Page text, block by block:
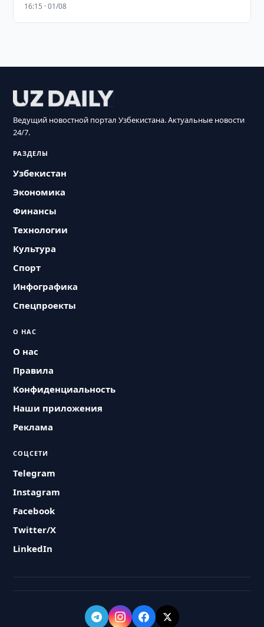
16:15 · 01/08
Ведущий новостной портал Узбекистана. Актуальные новости
24/7.
РАЗДЕЛЫ
Узбекистан
Экономика
Финансы
Технологии
Культура
Спорт
Инфографика
Спецпроекты
О НАС
О нас
Правила
Конфиденциальность
Наши приложения
Реклама
СОЦСЕТИ
Telegram
Instagram
Facebook
Twitter/X
LinkedIn